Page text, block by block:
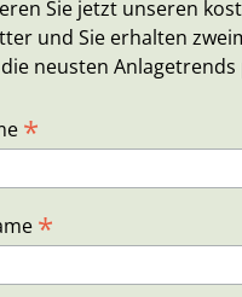
Sie jetzt unseren
und Sie erhalten
neusten Anlagetrends
*
*